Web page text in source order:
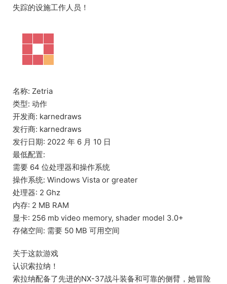
失踪的设施工作人员！
名称: Zetria
类型: 动作
开发商: karnedraws
发行商: karnedraws
发行日期: 2022 年 6 月 10 日
最低配置:
需要 64 位处理器和操作系统
操作系统: Windows Vista or greater
处理器: 2 Ghz
内存: 2 MB RAM
显卡: 256 mb video memory, shader model 3.0+
存储空间: 需要 50 MB 可用空间
关于这款游戏
认识索拉纳！
索拉纳配备了先进的NX-37战斗装备和可靠的侧臂，她冒险